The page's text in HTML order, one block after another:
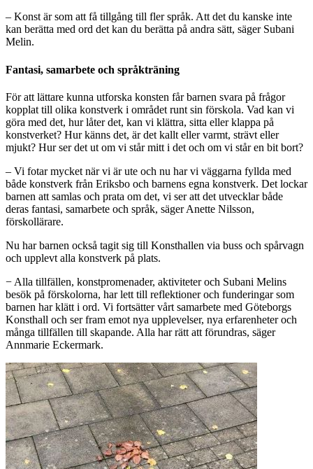
– Konst är som att få tillgång till fler språk. Att det du kanske inte
kan berätta med ord det kan du berätta på andra sätt, säger Subani
Melin.
Fantasi, samarbete och språkträning
För att lättare kunna utforska konsten får barnen svara på frågor
kopplat till olika konstverk i området runt sin förskola. Vad kan vi
göra med det, hur låter det, kan vi klättra, sitta eller klappa på
konstverket? Hur känns det, är det kallt eller varmt, strävt eller
mjukt? Hur ser det ut om vi står mitt i det och om vi står en bit bort?
– Vi fotar mycket när vi är ute och nu har vi väggarna fyllda med
både konstverk från Eriksbo och barnens egna konstverk. Det lockar
barnen att samlas och prata om det, vi ser att det utvecklar både
deras fantasi, samarbete och språk, säger Anette Nilsson,
förskollärare.
Nu har barnen också tagit sig till Konsthallen via buss och spårvagn
och upplevt alla konstverk på plats.
− Alla tillfällen, konstpromenader, aktiviteter och Subani Melins
besök på förskolorna, har lett till reflektioner och funderingar som
barnen har klätt i ord. Vi fortsätter vårt samarbete med Göteborgs
Konsthall och ser fram emot nya upplevelser, nya erfarenheter och
många tillfällen till skapande. Alla har rätt att förundras, säger
Annmarie Eckermark.